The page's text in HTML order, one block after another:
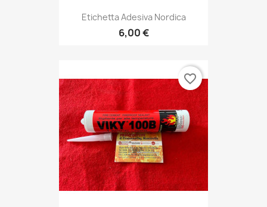
Etichetta Adesiva Nordica
6,00 €
favorite_border